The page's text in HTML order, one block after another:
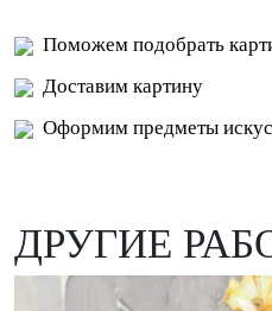
Поможем подобрать
Доставим картину
Оформим предметы
ДРУГИЕ